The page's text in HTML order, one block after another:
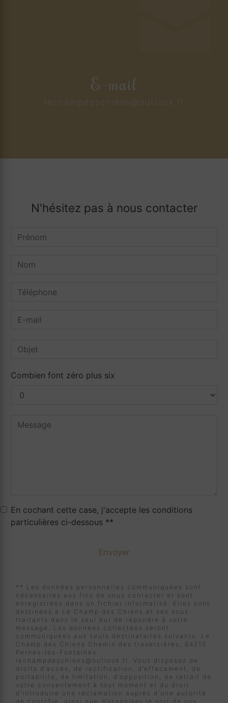
E-mail
lechampdeschiens@outlook.fr
N'hésitez pas à nous contacter
Combien font zéro plus six
En cochant cette case, j'accepte les conditions
particulières ci-dessous **
Envoyer
** Les données personnelles communiquées sont
nécessaires aux fins de vous contacter et sont
enregistrées dans un fichier informatisé. Elles sont
destinées à Le Champ des Chiens et ses sous-
traitants dans le seul but de répondre à votre
message. Les données collectées seront
communiquées aux seuls destinataires suivants: Le
Champ des Chiens Chemin des traversières, 84210
Pernes-les-Fontaines
lechampdeschiens@outlook.fr. Vous disposez de
droits d’accès, de rectification, d’effacement, de
portabilité, de limitation, d’opposition, de retrait de
votre consentement à tout moment et du droit
d’introduire une réclamation auprès d’une autorité
de contrôle, ainsi que d’organiser le sort de vos